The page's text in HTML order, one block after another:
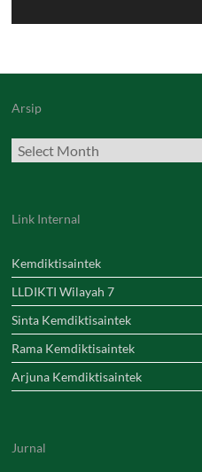
Arsip
Archives
Link Internal
Kemdiktisaintek
LLDIKTI Wilayah 7
Sinta Kemdiktisaintek
Rama Kemdiktisaintek
Arjuna Kemdiktisaintek
Jurnal